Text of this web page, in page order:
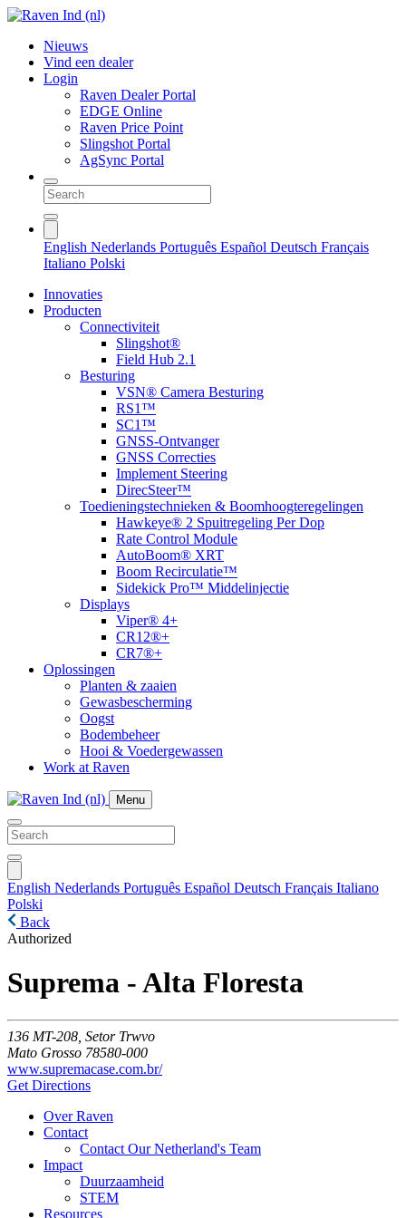
Nieuws
Vind een dealer
Login
Raven Dealer Portal
EDGE Online
Raven Price Point
Slingshot Portal
AgSync Portal
English Nederlands Português Español Deutsch Français
Italiano Polski
Innovaties
Producten
Connectiviteit
Slingshot®
Field Hub 2.1
Besturing
VSN® Camera Besturing
RS1™
SC1™
GNSS-Ontvanger
GNSS Correcties
Implement Steering
DirecSteer™
Toedieningstechnieken & Boomhoogteregelingen
Hawkeye® 2 Spuitregeling Per Dop
Rate Control Module
AutoBoom® XRT
​Boom Recirculatie™
Sidekick Pro™ Middelinjectie
Displays
Viper® 4+
CR12®+
CR7®+
Oplossingen
Planten & zaaien
Gewasbescherming
Oogst
Bodembeheer
Hooi & Voedergewassen
Work at Raven
Menu
English Nederlands Português Español Deutsch Français Italiano
Polski
Back
Authorized
Suprema - Alta Floresta
136 MT-208, Setor Trwvo
Mato Grosso 78580-000
www.supremacase.com.br/
Get Directions
Over Raven
Contact
Contact Our Netherland's Team
Impact
Duurzaamheid
STEM
Resources